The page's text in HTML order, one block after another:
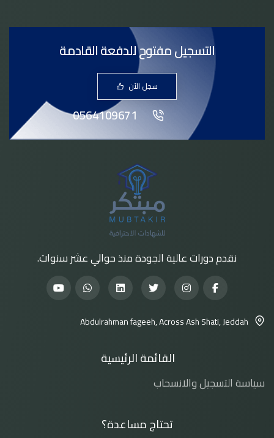
التسجيل مفتوح للدفعة القادمة
سجل الآن
0564109671
نقدم دورات عالية الجودة منذ حوالي عشر سنوات.
Abdulrahman fageeh, Across Ash Shati, Jeddah
القائمة الرئيسية
سياسة التسجيل والانسحاب
تحتاج مساعدة؟